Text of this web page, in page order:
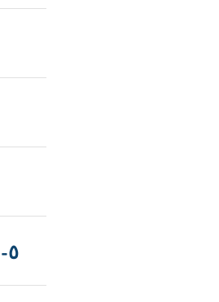
٥- هل جلوسيرنا